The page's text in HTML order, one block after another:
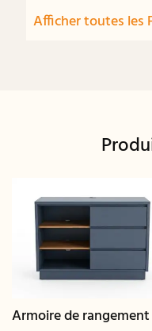
Afficher toutes les
Armoire de rangement